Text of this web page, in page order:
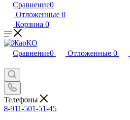
Сравнение0
Отложенные 0
Корзина 0
Сравнение0 Отложенные 0
Телефоны
8-911-501-51-45